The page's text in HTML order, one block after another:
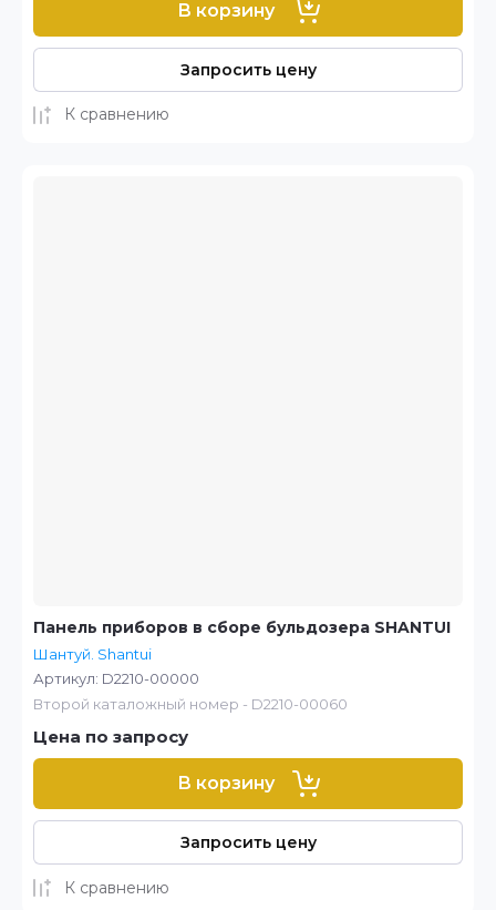
В корзину
Запросить цену
К сравнению
Панель приборов в сборе бульдозера SHANTUI
Шантуй. Shantui
Артикул: D2210-00000
Второй каталожный номер - D2210-00060
Цена по запросу
В корзину
Запросить цену
К сравнению